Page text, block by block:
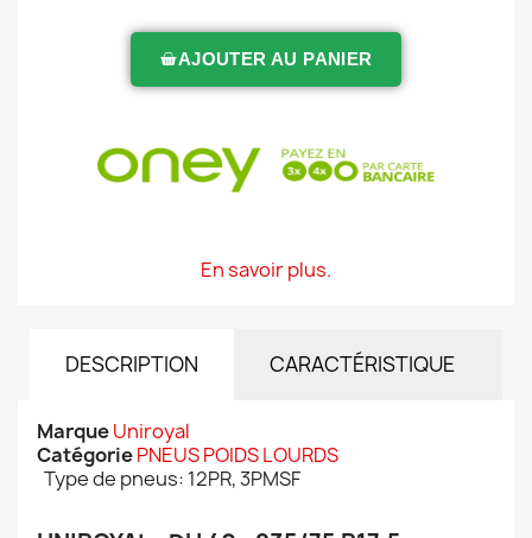
AJOUTER AU PANIER
En savoir plus.
DESCRIPTION CARACTÉRISTIQUE
MarqueUniroyal
CatégoriePNEUS POIDS LOURDS
Type de pneus: 12PR, 3PMSF